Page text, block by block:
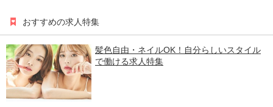
おすすめの求人特集
髪色自由・ネイルOK！自分らしいスタイル
で働ける求人特集